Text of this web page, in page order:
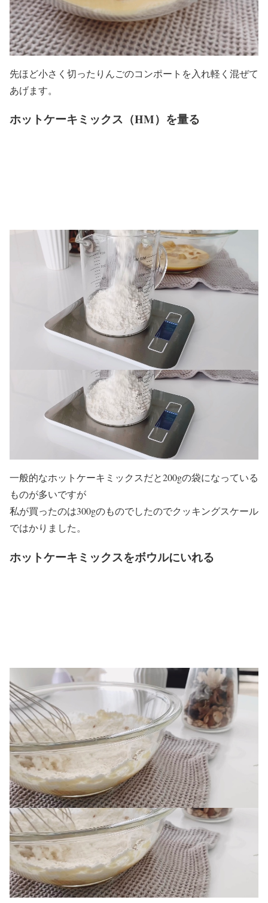
先ほど小さく切ったりんごのコンポートを入れ軽く混ぜて
あげます。
ホットケーキミックス（HM）を量る
一般的なホットケーキミックスだと200gの袋になっている
ものが多いですが
私が買ったのは300gのものでしたのでクッキングスケール
ではかりました。
ホットケーキミックスをボウルにいれる